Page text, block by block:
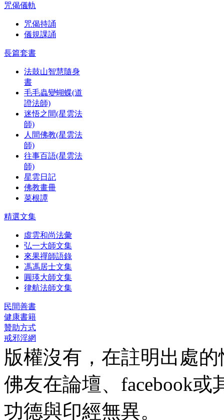
咒偈儀軌
咒偈持誦
儀規課誦
長篇套書
法鼓山智慧隨身
書
毛毛蟲變蝴蝶(道
證法師)
迷悟之間(星雲法
師)
人間佛教(星雲法
師)
往事百語(星雲法
師)
星雲日記
佛教畫冊
菜根譚
精選文集
虛雲和尚法彙
弘一大師文集
來果禪師語錄
馮馮居士文集
圓瑛大師文集
律航法師文集
民間善書
健康書籍
贊助方式
戒邪淫網
版權沒有，在註明出處
佛友在論壇、facebook
功德與印經無異。